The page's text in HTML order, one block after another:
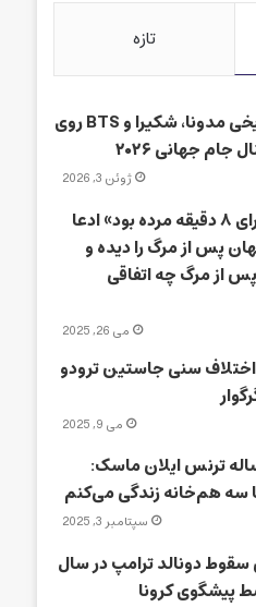
تازه
اجرای تاریخی مدونا، شکیرا و BTS روی
جام جهانی ۲۰۲۶
ژوئن 3, 2026
زنی که «برای ۸ دقیقه مرده بود» ادعا
پس از مرگ را دیده و
از مرگ چه اتفاقی
می 26, 2025
اختلاف سنی جاستین ترودو
می 9, 2025
۲۱ ساله ترنس ایلان ماسک:
سه هم‌خانه زندگی می‌کنم
سپتامبر 3, 2025
دونالد ترامپ در سال